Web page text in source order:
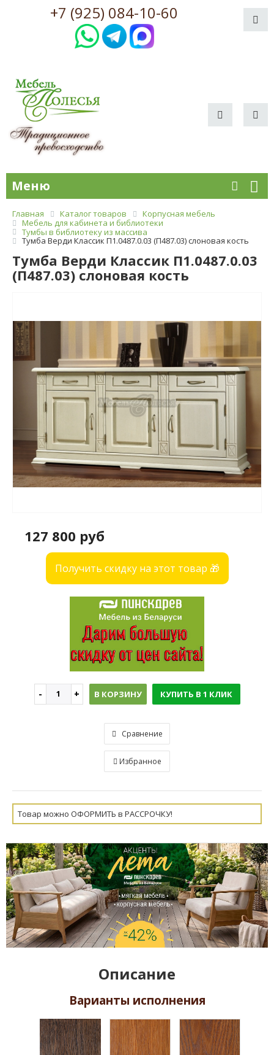
+7 (925) 084-10-60
Меню
Главная Каталог товаров
Корпусная мебель
Мебель для кабинета и библиотеки
Тумбы в библиотеку из массива
Тумба Верди Классик П1.0487.0.03 (П487.03) слоновая кость
Тумба Верди Классик П1.0487.0.03
(П487.03) слоновая кость
127 800 руб
Получить скидку на этот товар 🎁
В КОРЗИНУ КУПИТЬ В 1 КЛИК
Сравнение
Избранное
Товар можно ОФОРМИТЬ в РАССРОЧКУ!
Описание
Варианты исполнения